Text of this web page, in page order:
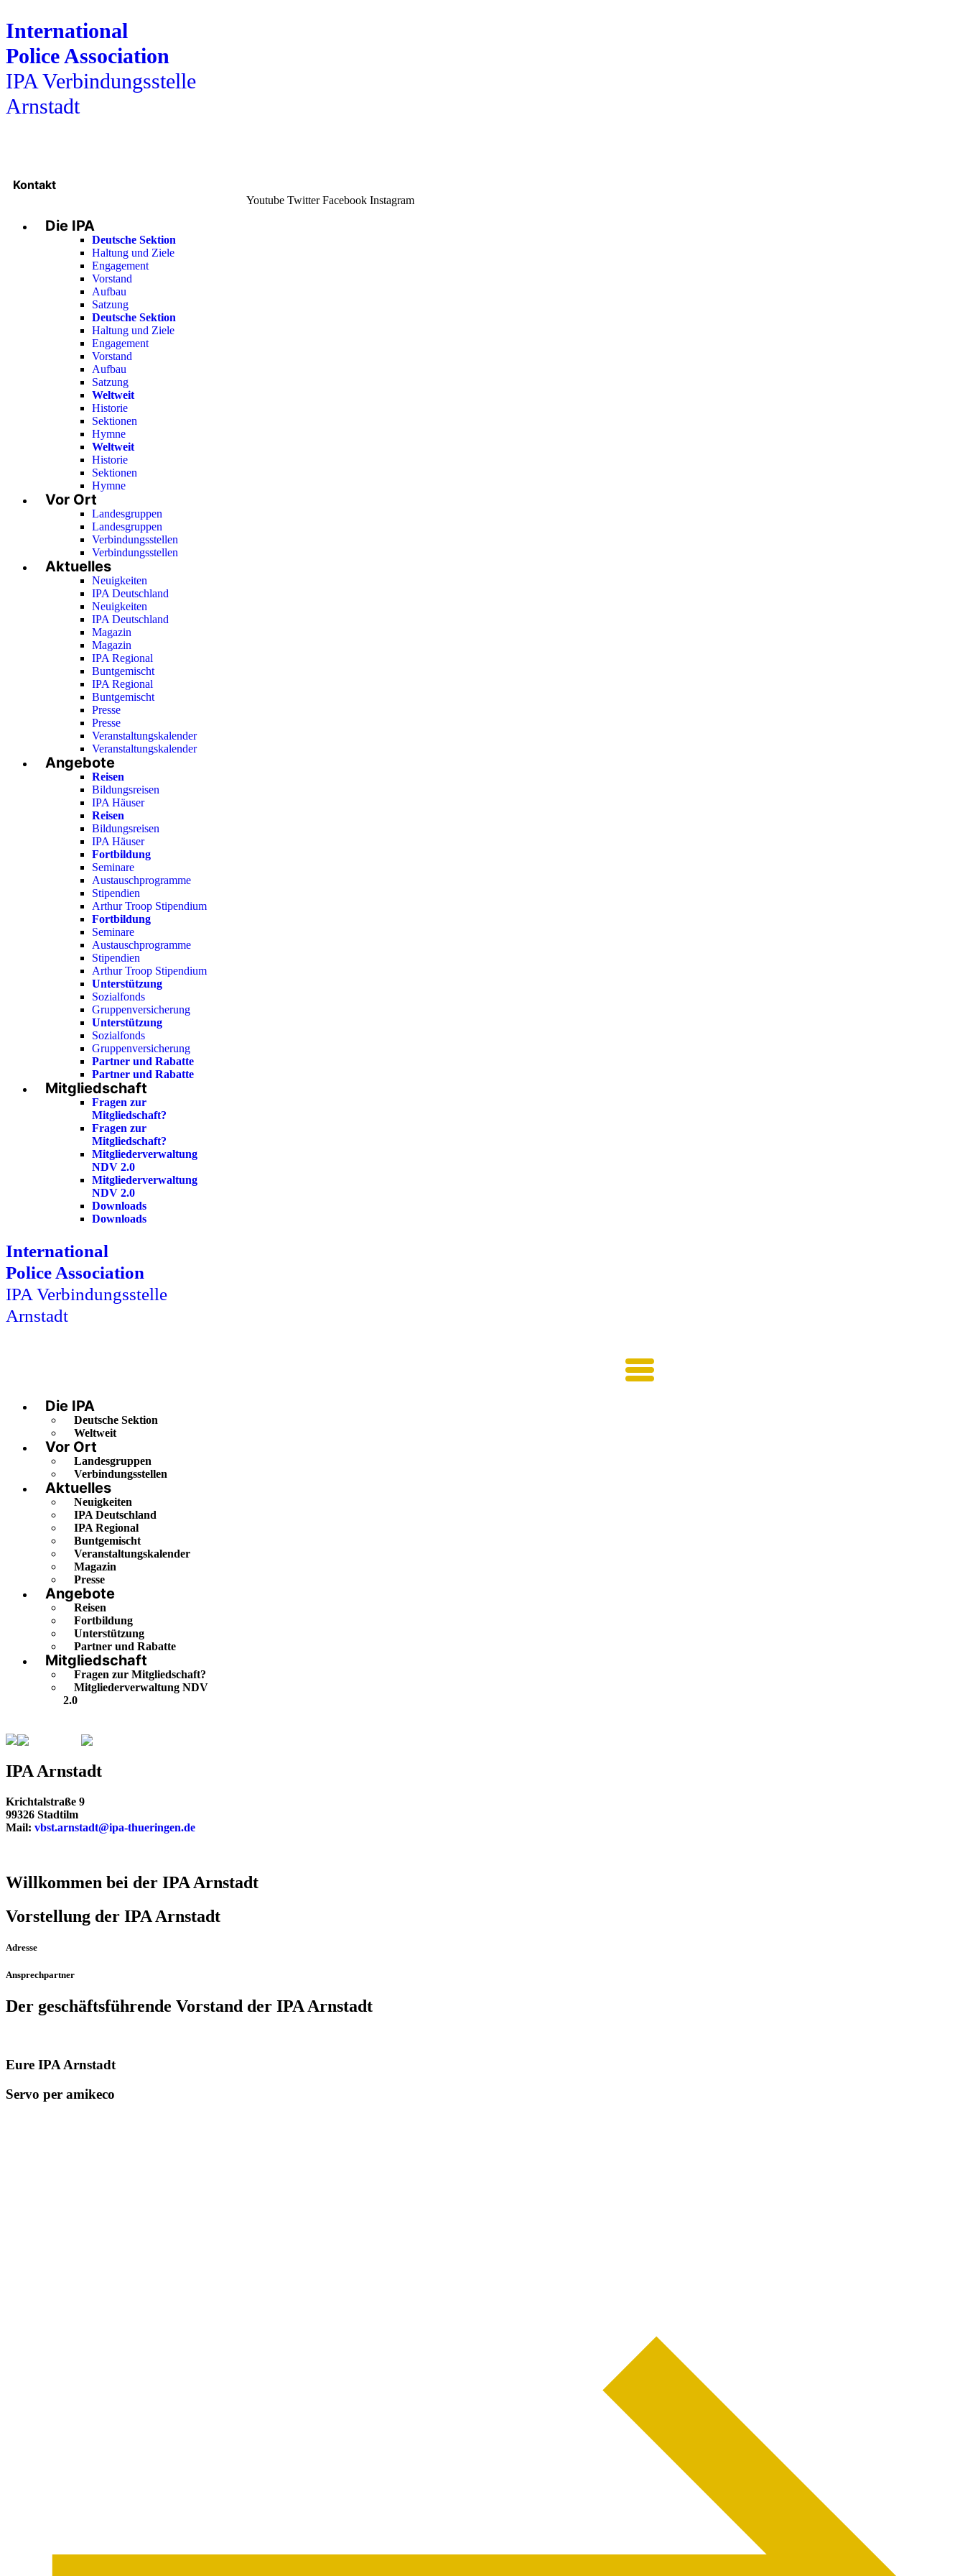
International
Police Association
IPA Verbindungsstelle
Arnstadt
Kontakt
Youtube Twitter Facebook Instagram
Die IPA
Deutsche Sektion
Haltung und Ziele
Engagement
Vorstand
Aufbau
Satzung
Deutsche Sektion
Haltung und Ziele
Engagement
Vorstand
Aufbau
Satzung
Weltweit
Historie
Sektionen
Hymne
Weltweit
Historie
Sektionen
Hymne
Vor Ort
Landesgruppen
Landesgruppen
Verbindungsstellen
Verbindungsstellen
Aktuelles
Neuigkeiten
IPA Deutschland
Neuigkeiten
IPA Deutschland
Magazin
Magazin
IPA Regional
Buntgemischt
IPA Regional
Buntgemischt
Presse
Presse
Veranstaltungskalender
Veranstaltungskalender
Angebote
Reisen
Bildungsreisen
IPA Häuser
Reisen
Bildungsreisen
IPA Häuser
Fortbildung
Seminare
Austauschprogramme
Stipendien
Arthur Troop Stipendium
Fortbildung
Seminare
Austauschprogramme
Stipendien
Arthur Troop Stipendium
Unterstützung
Sozialfonds
Gruppenversicherung
Unterstützung
Sozialfonds
Gruppenversicherung
Partner und Rabatte
Partner und Rabatte
Mitgliedschaft
Fragen zur
Mitgliedschaft?
Fragen zur
Mitgliedschaft?
Mitgliederverwaltung
NDV 2.0
Mitgliederverwaltung
NDV 2.0
Downloads
Downloads
International
Police Association
IPA Verbindungsstelle
Arnstadt
Main
Menu
Die IPA
Deutsche Sektion
Weltweit
Vor Ort
Landesgruppen
Verbindungsstellen
Aktuelles
Neuigkeiten
IPA Deutschland
IPA Regional
Buntgemischt
Veranstaltungskalender
Magazin
Presse
Angebote
Reisen
Fortbildung
Unterstützung
Partner und Rabatte
Mitgliedschaft
Fragen zur Mitgliedschaft?
Mitgliederverwaltung NDV
2.0
IPA Arnstadt
Krichtalstraße 9
99326 Stadtilm
Mail: vbst.arnstadt@ipa-thueringen.de
Willkommen bei der IPA Arnstadt
Vorstellung der IPA Arnstadt
Adresse
Ansprechpartner
Der geschäfts­führende Vorstand der IPA Arnstadt
Eure IPA Arnstadt
Servo per amikeco